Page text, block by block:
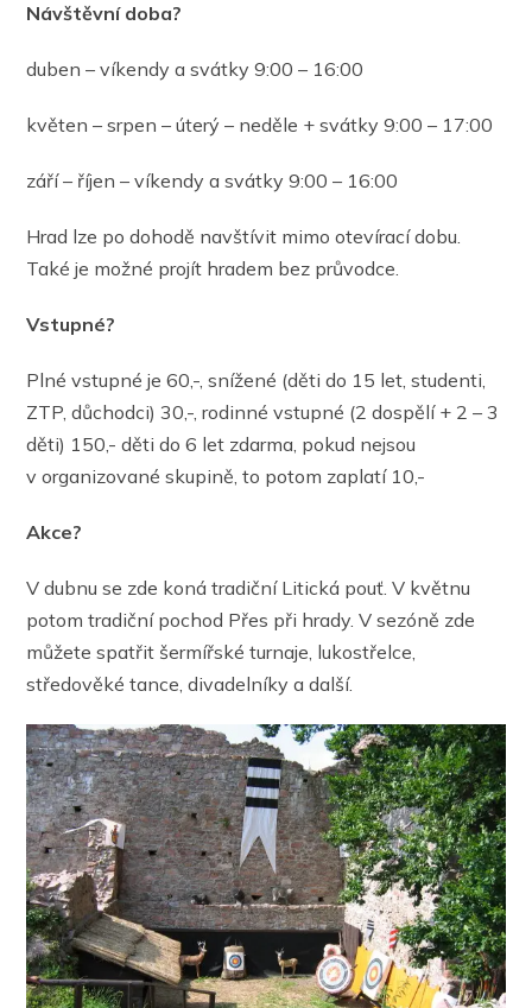
Návštěvní doba?
duben – víkendy a svátky 9:00 – 16:00
květen – srpen – úterý – neděle + svátky 9:00 – 17:00
září – říjen – víkendy a svátky 9:00 – 16:00
Hrad lze po dohodě navštívit mimo otevírací dobu.
Také je možné projít hradem bez průvodce.
Vstupné?
Plné vstupné je 60,-, snížené (děti do 15 let, studenti,
ZTP, důchodci) 30,-, rodinné vstupné (2 dospělí + 2 – 3
děti) 150,- děti do 6 let zdarma, pokud nejsou
v organizované skupině, to potom zaplatí 10,-
Akce?
V dubnu se zde koná tradiční Litická pouť. V květnu
potom tradiční pochod Přes při hrady. V sezóně zde
můžete spatřit šermířské turnaje, lukostřelce,
středověké tance, divadelníky a další.